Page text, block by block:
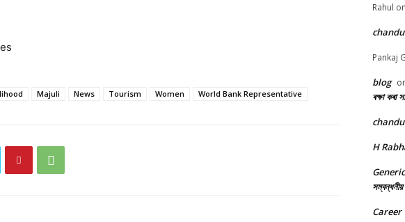
Majuli News Tourism Women World Bank Representative
Rahul on
Pankaj
blog
ৰক্ষা কৰা
H
Career